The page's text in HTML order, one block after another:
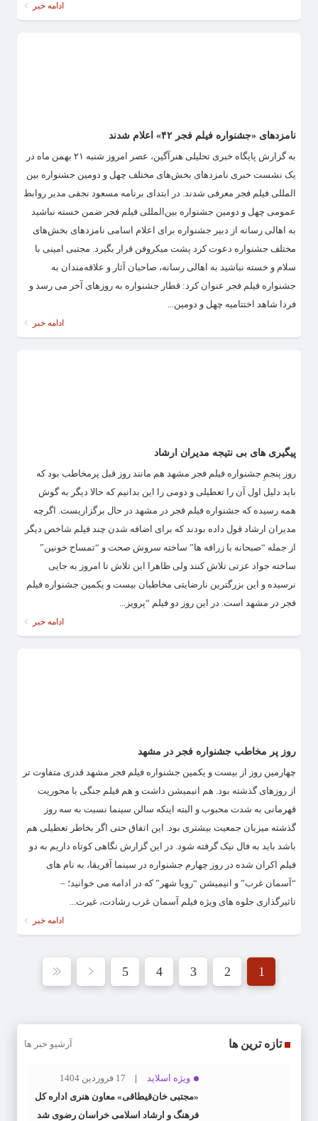
ادامه خبر
نامزدهای «جشنواره فیلم فجر ۴۲» اعلام شدند
به گزارش پایگاه خبری تحلیلی هنرآگین، عصر امروز شنبه ۲۱ بهمن ماه در
یک نشست خبری نامزدهای بخش‌های مختلف چهل و دومین جشنواره بین
المللی فیلم فجر معرفی شدند. در ابتدای برنامه مسعود نجفی مدیر روابط
عمومی چهل و دومین جشنواره بین‌المللی فیلم فجر ضمن خسته نباشید
به اهالی رسانه از دبیر جشنواره برای اعلام اسامی نامزدهای بخش‌های
مختلف جشنواره دعوت کرد پشت میکروفن قرار بگیرد. مجتبی امینی با
سلام و خسته نباشید به اهالی رسانه، صاحبان آثار و علاقه‌مندان به
جشنواره فیلم فجر عنوان کرد: قطار جشنواره به روزهای آخر می رسد و
فردا شاهد اختتامیه چهل و دومین...
ادامه خبر
پیگیری های بی نتیجه مدیران ارشاد
روز پنجمِ جشنواره فیلم فجر مشهد هم مانند روز قبل پرمخاطب بود که
باید دلیل اول آن را تعطیلی و دومی را این بدانیم که حالا دیگر به گوش
همه رسیده که جشنواره فیلم فجر در مشهد در حال برگزاریست. اگرچه
مدیران ارشاد قول داده بودند که برای اضافه شدن چند فیلم شاخص دیگر
از جمله “صبحانه با زرافه ها” ساخته سروش صحت و “تمساح خونین”
ساخته جواد عزتی تلاش کنند ولی ظاهرا این تلاش تا امروز به جایی
نرسیده و این بزرگترین نارضایتی مخاطبان بیست و یکمین جشنواره فیلم
فجر در مشهد است. در این روز دو فیلم “پرویز...
ادامه خبر
روز پر مخاطب جشنواره فجر در مشهد
چهارمین روز از بیست و یکمین جشنواره فیلم فجر مشهد قدری متفاوت تر
از روزهای گذشته بود. هم انیمیشن داشت و هم فیلم جنگی با محوریت
قهرمانی به شدت محبوب و البته اینکه سالن سینما نسبت به سه روز
گذشته میزبان جمعیت بیشتری بود. این اتفاق حتی اگر بخاطر تعطیلی هم
باشد باید به فال نیک گرفته شود. در این گزارش نگاهی کوتاه داریم به دو
فیلم اکران شده در روز چهارم جشنواره در سینما آفریقا، به نام های
“آسمان غرب” و انیمیشن “رویا شهر” که در ادامه می خوانید؛ –
تاثیرگذاری جلوه های ویژه فیلم آسمان غرب رشادت، غیرت...
ادامه خبر
1
2
3
4
5
تازه ترین ها آرشیو خبر ها
ویژه اسلاید
17 فروردین 1404
«مجتبی خان‌قیطاقی» معاون هنری اداره کل
فرهنگ و ارشاد اسلامی خراسان رضوی شد